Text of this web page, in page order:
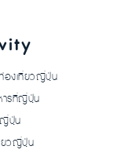
องเที่ยวญี่ปุ่น
ารที่ญี่ปุ่น
ปุ่น
ยวญี่ปุ่น